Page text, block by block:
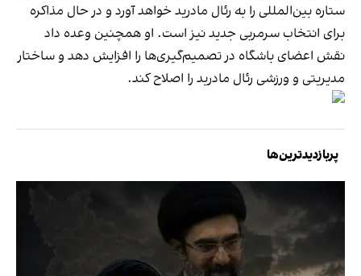
ستاره بین‌المللی را به رئال مادرید خواهد آورد و در حال مذاکره
برای انتخاب سرمربی جدید نیز است. او همچنین وعده داد
نقش اعضای باشگاه در تصمیم‌گیری‌ها را افزایش دهد و ساختار
مدیریتی و ورزشی رئال مادرید را اصلاح کند.
پربازدیدترین‌ها